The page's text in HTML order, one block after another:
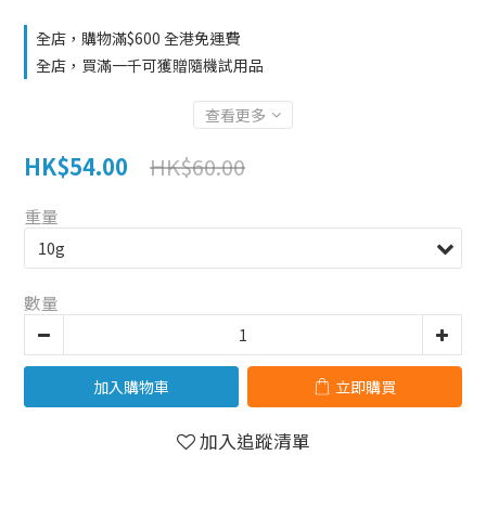
全店，購物滿$600 全港免運費
全店，買滿一千可獲贈隨機試用品
查看更多
HK$60.00
HK$54.00
重量
數量
加入購物車 立即購買
加入追蹤清單